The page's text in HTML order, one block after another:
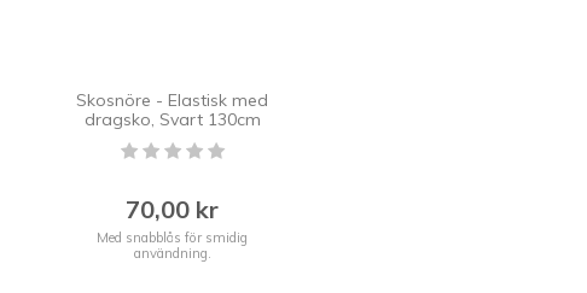
Skosnöre - Elastisk med
dragsko, Svart 130cm
70,00 kr
Med snabblås för smidig
användning.